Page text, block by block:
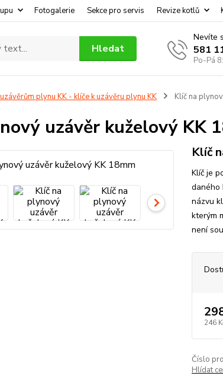
Fotogalerie Sekce pro servis Revize kotlů
Hledat
Nevíte
581
Po-Pá
plynu KK - klíče k uzávěru plynu KK Klíč na
uzávěr kuželový KK
Klíč
Klíč je
daného
názvu
kterým
není
246
Číslo
Hlídat